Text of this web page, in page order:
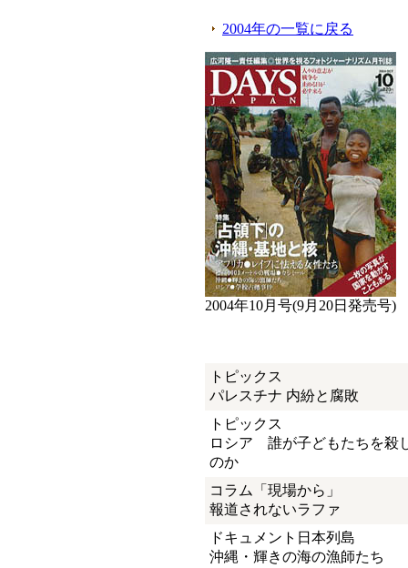
2004年の一覧に戻る
2004年10月号(9月20日発売号)
トピックス
パレスチナ 内紛と腐敗
トピックス
ロシア 誰が子どもたちを殺
のか
コラム「現場から」
報道されないラファ
ドキュメント日本列島
沖縄・輝きの海の漁師たち